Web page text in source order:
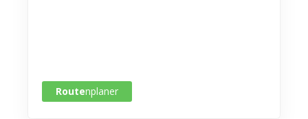
Routenplaner